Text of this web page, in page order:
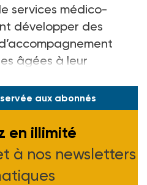
services médico-
développer des
âgées à leur
aux abonnés
en illimité
à nos newsletters